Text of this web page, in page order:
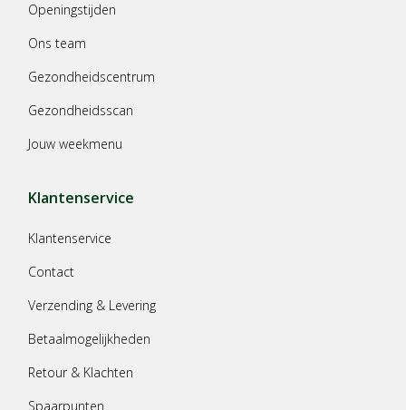
Openingstijden
Ons team
Gezondheidscentrum
Gezondheidsscan
Jouw weekmenu
Klantenservice
Klantenservice
Contact
Verzending & Levering
Betaalmogelijkheden
Retour & Klachten
Spaarpunten